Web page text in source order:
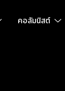
คอลัมนิสต์